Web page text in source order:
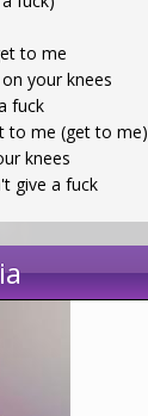
to me
your knees
fuck
to me (get to me)
knees
give a fuck